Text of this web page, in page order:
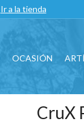
Ir a la tienda
OCASIÓN
CruX